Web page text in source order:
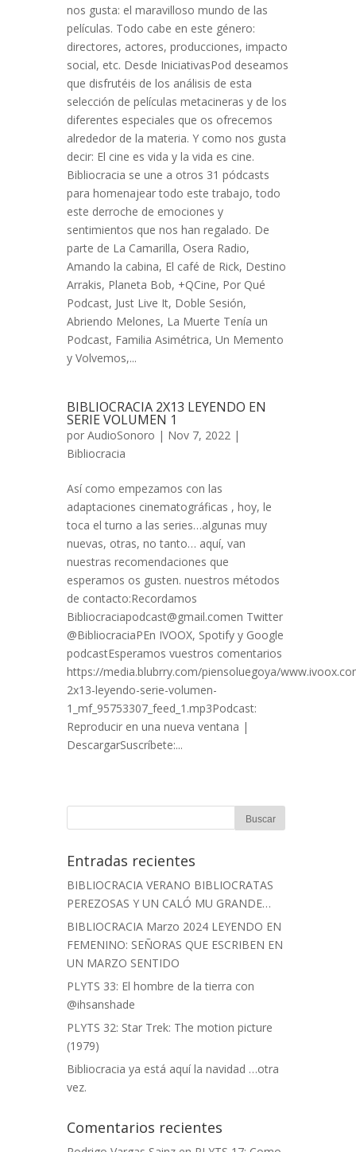
nos gusta: el maravilloso mundo de las
películas. Todo cabe en este género:
directores, actores, producciones, impacto
social, etc. Desde IniciativasPod deseamos
que disfrutéis de los análisis de esta
selección de películas metacineras y de los
diferentes especiales que os ofrecemos
alrededor de la materia. Y como nos gusta
decir: El cine es vida y la vida es cine.
Bibliocracia se une a otros 31 pódcasts
para homenajear todo este trabajo, todo
este derroche de emociones y
sentimientos que nos han regalado. De
parte de La Camarilla, Osera Radio,
Amando la cabina, El café de Rick, Destino
Arrakis, Planeta Bob, +QCine, Por Qué
Podcast, Just Live It, Doble Sesión,
Abriendo Melones, La Muerte Tenía un
Podcast, Familia Asimétrica, Un Memento
y Volvemos,...
BIBLIOCRACIA 2X13 LEYENDO EN
SERIE VOLUMEN 1
por AudioSonoro | Nov 7, 2022 |
Bibliocracia
Así como empezamos con las
adaptaciones cinematográficas , hoy, le
toca el turno a las series…algunas muy
nuevas, otras, no tanto… aquí, van
nuestras recomendaciones que
esperamos os gusten. nuestros métodos
de contacto:Recordamos
Bibliocraciapodcast@gmail.comen Twitter
@BibliocraciaPEn IVOOX, Spotify y Google
podcastEsperamos vuestros comentarios
https://media.blubrry.com/piensoluegoya/
2x13-leyendo-serie-volumen-
1_mf_95753307_feed_1.mp3Podcast:
Reproducir en una nueva ventana |
DescargarSuscríbete:...
Entradas recientes
BIBLIOCRACIA VERANO BIBLIOCRATAS
PEREZOSAS Y UN CALÓ MU GRANDE…
BIBLIOCRACIA Marzo 2024 LEYENDO EN
FEMENINO: SEÑORAS QUE ESCRIBEN EN
UN MARZO SENTIDO
PLYTS 33: El hombre de la tierra con
@ihsanshade
PLYTS 32: Star Trek: The motion picture
(1979)
Bibliocracia ya está aquí la navidad …otra
vez.
Comentarios recientes